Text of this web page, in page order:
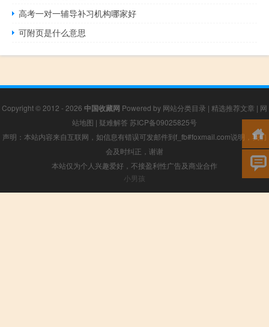
高考一对一辅导补习机构哪家好
可附页是什么意思
Copyright © 2012 - 2026 中国收藏网 Powered by 网站分类目录 | 精选推荐文章 | 网
站地图 | 疑难解答 苏ICP备09025825号
声明：本站内容来自互联网，如信息有错误可发邮件到f_fb#foxmail.com说明，我们
会及时纠正，谢谢
本站仅为个人兴趣爱好，不接盈利性广告及商业合作
小男孩